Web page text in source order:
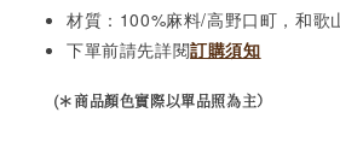
材質： 100%麻料/高野口町，和歌
下單前請先詳閱訂購須知
(＊商品顏色實際以單品照為主）